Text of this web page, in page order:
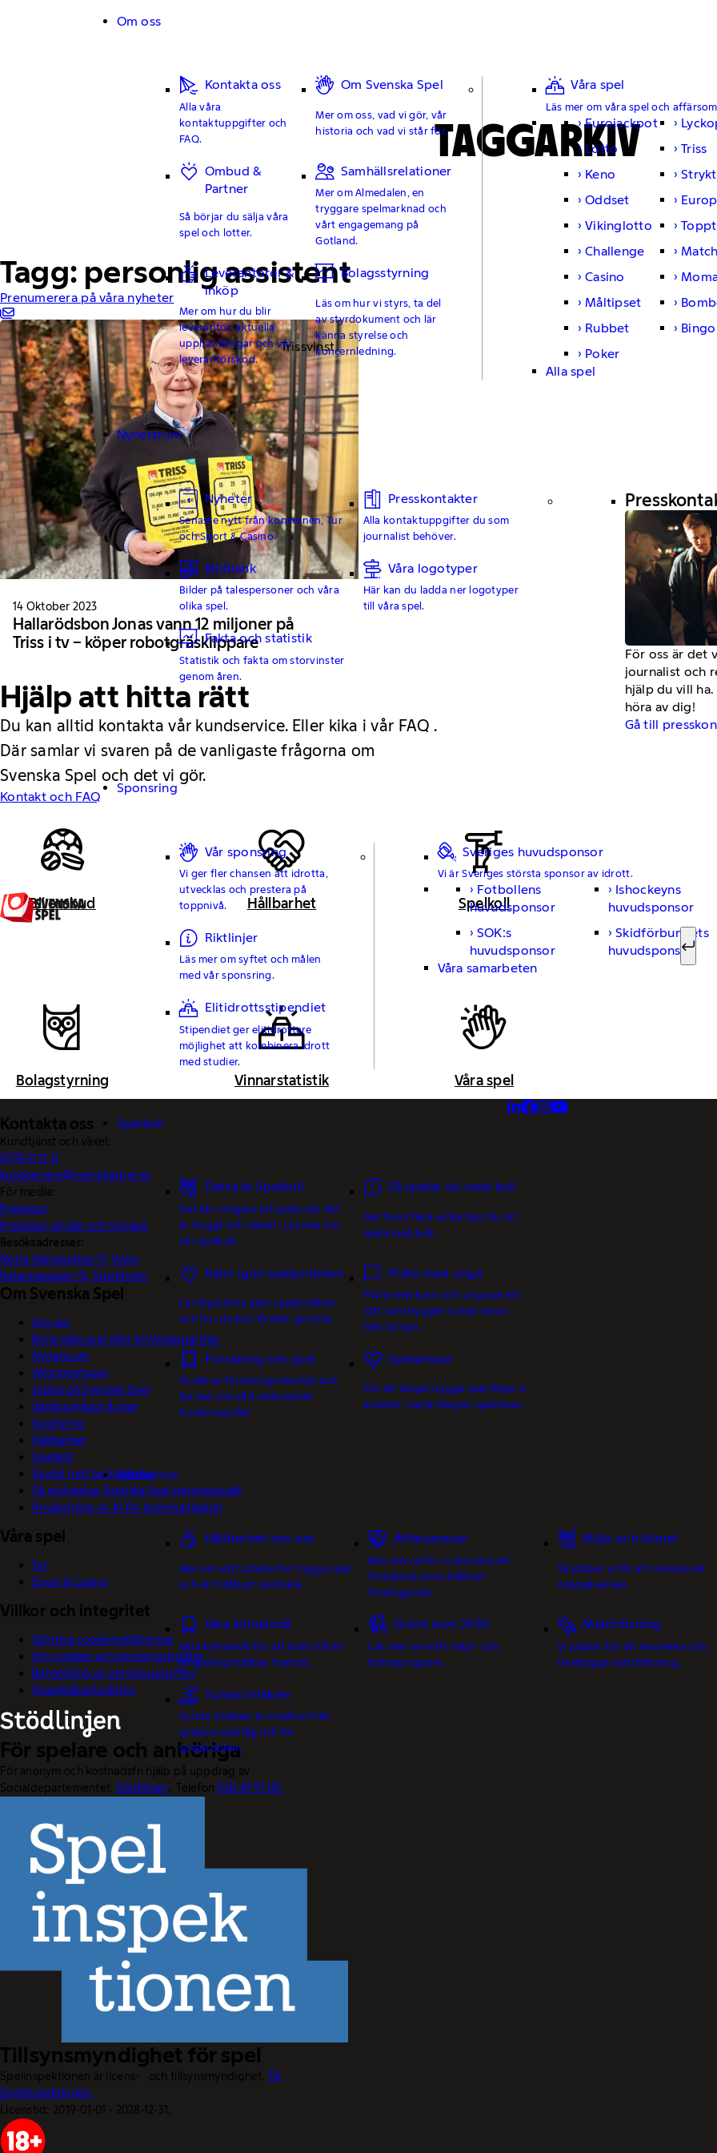
Om oss
Kontakta oss
Alla våra
kontaktuppgifter och
FAQ.
Om Svenska Spel
Mer om oss, vad vi gör, vår
historia och vad vi står för.
Ombud &
Partner
Så börjar du sälja våra
spel och lotter.
Samhällsrelationer
Mer om Almedalen, en
tryggare spelmarknad och
vårt engagemang på
Gotland.
Leverantörer &
inköp
Mer om hur du blir
leverantör, aktuella
upphandlingar och vår
leverantörskod.
Bolagsstyrning
Läs om hur vi styrs, ta del
av styrdokument och lär
känna styrelse och
koncernledning.
Våra spel
Läs mer om våra spel och
Eurojackpot
Lotto
Triss
Keno
Oddset
Vikinglotto
Challenge
Casino
Måltipset
Rubbet
Bingo
Poker
Alla spel
Nyhetsrum
Nyheter
Senaste nytt från koncernen, Tur
och Sport & Casino.
Presskontakter
Alla kontaktuppgifter du som
journalist behöver.
Bildbank
Bilder på talespersoner och våra
olika spel.
Våra logotyper
Här kan du ladda ner logotyper
till våra spel.
Fakta och statistik
Statistik och fakta om storvinster
genom åren.
För oss är det
journalist och
hjälp du vill
höra av dig!
Gå till
Sponsring
Vår sponsring
Vi ger fler chansen att idrotta,
utvecklas och prestera på
toppnivå.
Riktlinjer
Läs mer om syftet och målen
med vår sponsring.
Elitidrottsstipendiet
Stipendiet ger elitidrottare
möjlighet att kombinera idrott
med studier.
Sveriges huvudsponsor
Vi är Sveriges största sponsor av idrott.
Fotbollens
huvudsponsor
Ishockeyns
huvudsponsor
SOK:s
huvudsponsor
Skidförbundets
huvudsponsor
Våra samarbeten
Spelkoll
Detta är Spelkoll
Det blir roligare att spela när det
är tryggt och säkert. Läs mer om
vår spelkoll.
Så spelar du med koll
Det finns flera enkla tips för att
spela med koll.
Känn igen spelproblem
Lär dig känna igen spelproblem
och hur du kan få eller ge stöd.
Prata med unga
Prata med barn och unga på ett
sätt som bygger sunda vanor
från början.
Forskning om spel
Ta del av forskningsresultat och
läs mer om vårt oberoende
forskningsråd.
Spelansvar
För att skapa trygga spel följer vi
kunden i varje steg av spelresan.
Hållbarhet
Hållbarhet hos oss
Mer om vårt arbete för trygga spel
och ett hållbart samhälle.
Affärsansvar
Mer om varför vi ska vara ett
föredöme inom hållbart
företagande.
Miljö och klimat
Så jobbar vi för att minska vår
miljöpåverkan.
Våra klimatmål
Våra klimatmål för att bidra till en
långsiktigt hållbar framtid.
Grönt kort 2030
Läs mer om vårt miljö- och
klimatprogram.
Matchfixning
Vi jobbar för att motverka och
förebygga matchfixning.
Sunda intäkter
Sunda intäkter är intäkter från
spelare med låg risk för
spelproblem.
Sök
TAGGARKIV
Tagg: personlig assistent
Prenumerera på våra nyheter
Trissvinst
14 Oktober 2023
Hallarödsbon Jonas vann 12 miljoner på
Triss i tv − köper robotgräsklippare
Hjälp att hitta rätt
Du kan alltid kontakta vår kundservice. Eller kika i vår FAQ .
Där samlar vi svaren på de vanligaste frågorna om
Svenska Spel och det vi gör.
Kontakt och FAQ
Bli ombud Hållbarhet Spelkoll
Bolagstyrning Vinnarstatistik Våra spel
Kontakta oss
Kundtjänst och växel:
0770-11 11 11
kundservice@svenskaspel.se
För media:
Pressjour
Pressjour vinster och vinnare
Besöksadresser:
Norra Hansegatan 17, Visby
Katarinavägen 15, Stockholm
Om Svenska Spel
Om oss
Börja sälja spel eller bli Vegaspartner
Nyhetsrum
Våra logotyper
Jobba på Svenska Spel
Vanliga frågor & svar
Sponsring
Hållbarhet
Spelkoll
Skydd mot bedrägerier
Så motverkar Svenska Spel penningtvätt
Användning av AI för kommunikation
Våra spel
Tur
Sport & Casino
Villkor och integritet
Välj dina cookieinställningar
Om cookies och personuppgifter
Behandling av personuppgifter
Visselblåsarfunktion
För spelare och anhöriga
För anonym och kostnadsfri hjälp på uppdrag av
Socialdepartementet. Stödlinjen. Telefon020-81 91 00.
Tillsynsmyndighet för spel
Spelinspektionen är licens- och tillsynsmyndighet.Till
Spelinspektionen.
Licenstid: 2019-01-01 - 2028-12-31.